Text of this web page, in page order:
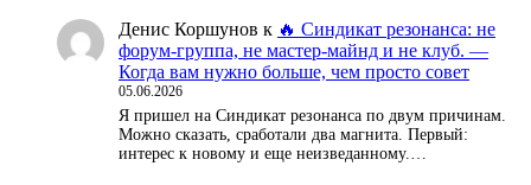
Денис Коршунов к 🔥 Синдикат резонанса: не
форум-группа, не мастер-майнд и не клуб. —
Когда вам нужно больше, чем просто совет
05.06.2026
Я пришел на Синдикат резонанса по двум причинам.
Можно сказать, сработали два магнита. Первый:
интерес к новому и еще неизведанному.…